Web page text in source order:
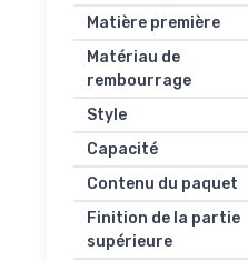
Matière première
Matériau de
rembourrage
Style
Capacité
Contenu du paquet
Finition de la partie
supérieure